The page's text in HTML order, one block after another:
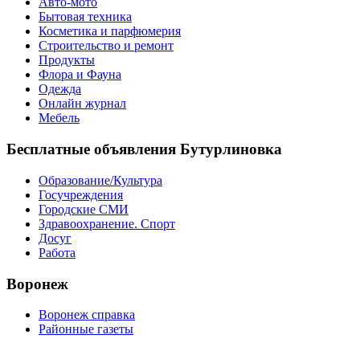
Бытовая техника
Косметика и парфюмерия
Строительство и ремонт
Продукты
Флора и Фауна
Одежда
Онлайн журнал
Мебель
Бесплатные объявления Бутурлиновка
Образование/Культура
Госучреждения
Городские СМИ
Здравоохранение. Спорт
Досуг
Работа
Воронеж
Воронеж справка
Районные газеты